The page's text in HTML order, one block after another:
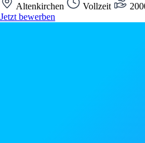
Altenkirchen Vollzeit
Jetzt bewerben